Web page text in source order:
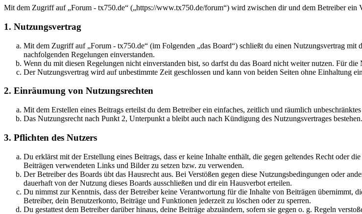
Mit dem Zugriff auf „Forum - tx750.de“ („https://www.tx750.de/forum“) wird zwischen dir und dem Betreiber ein
1. Nutzungsvertrag
Mit dem Zugriff auf „Forum - tx750.de“ (im Folgenden „das Board“) schließt du einen Nutzungsvertrag mit
nachfolgenden Regelungen einverstanden.
Wenn du mit diesen Regelungen nicht einverstanden bist, so darfst du das Board nicht weiter nutzen. Für
Der Nutzungsvertrag wird auf unbestimmte Zeit geschlossen und kann von beiden Seiten ohne Einhaltung
2. Einräumung von Nutzungsrechten
Mit dem Erstellen eines Beitrags erteilst du dem Betreiber ein einfaches, zeitlich und räumlich
Das Nutzungsrecht nach Punkt 2, Unterpunkt a bleibt auch nach Kündigung des Nutzungsvertrages bestehen.
3. Pflichten des Nutzers
Du erklärst mit der Erstellung eines Beitrags, dass er keine Inhalte enthält, die gegen geltendes Recht oder
Beiträgen verwendeten Links und Bilder zu setzen bzw. zu verwenden.
Der Betreiber des Boards übt das Hausrecht aus. Bei Verstößen gegen diese Nutzungsbedingungen oder
dauerhaft von der Nutzung dieses Boards ausschließen und dir ein Hausverbot erteilen.
Du nimmst zur Kenntnis, dass der Betreiber keine Verantwortung für die Inhalte von Beiträgen übernimmt,
Betreiber, dein Benutzerkonto, Beiträge und Funktionen jederzeit zu löschen oder zu sperren.
Du gestattest dem Betreiber darüber hinaus, deine Beiträge abzuändern, sofern sie gegen o. g. Regeln